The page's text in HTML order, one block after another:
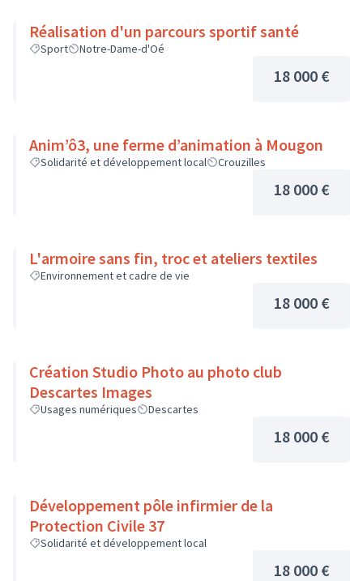
Réalisation d'un parcours sportif santé
Sport Notre-Dame-d'Oé
18 000 €
Anim’ô3, une ferme d’animation à Mougon
Solidarité et développement local Crouzilles
18 000 €
L'armoire sans fin, troc et ateliers textiles
Environnement et cadre de vie
18 000 €
Création Studio Photo au photo club
Descartes Images
Usages numériques Descartes
18 000 €
Développement pôle infirmier de la
Protection Civile 37
Solidarité et développement local
18 000 €